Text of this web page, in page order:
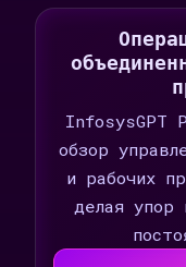
InfosysGPT
обзор
и рабочих
делая упор